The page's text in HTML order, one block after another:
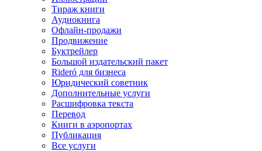
Тираж книги
Аудиокнига
Офлайн-продажи
Продвижение
Буктрейлер
Большой издательский пакет
Rideró для бизнеса
Юридический советник
Дополнительные услуги
Расшифровка текста
Перевод
Книги в аэропортах
Публикация
Все услуги